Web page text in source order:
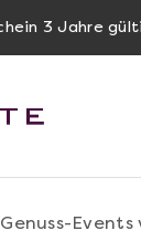
3 Jahre
Genuss-Events